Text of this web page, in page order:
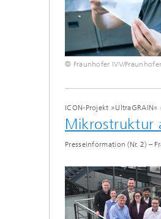
© Fraunhofer IVV/
ICON-Projekt
Mikrostruktur
Presseinformation (Nr. 2) –